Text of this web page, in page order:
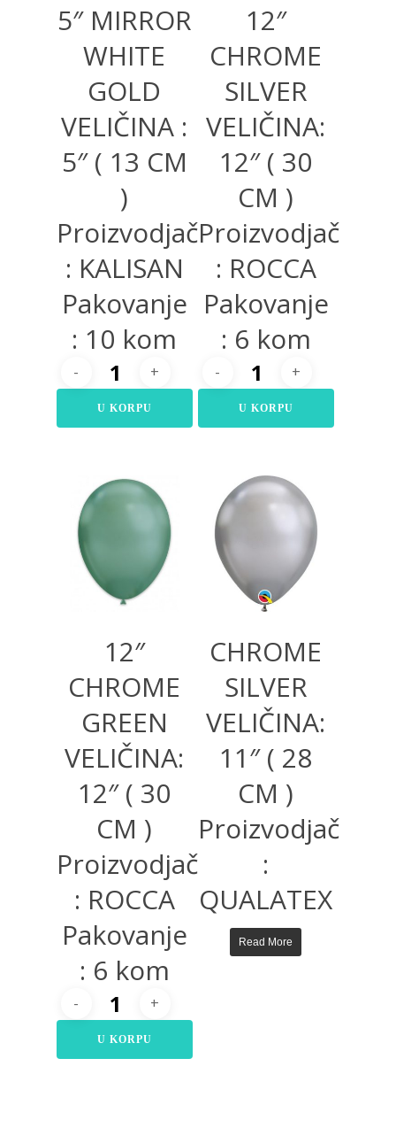
5″ MIRROR
WHITE
GOLD
VELIČINA :
5″ ( 13 CM
)
Proizvodjač
: KALISAN
Pakovanje
: 10 kom
U KORPU
12″
CHROME
SILVER
VELIČINA:
12″ ( 30
CM )
Proizvodjač
: ROCCA
Pakovanje
: 6 kom
U KORPU
480,00RSD
12″
CHROME
GREEN
VELIČINA:
12″ ( 30
CM )
Proizvodjač
: ROCCA
Pakovanje
: 6 kom
U KORPU
CHROME
SILVER
VELIČINA:
11″ ( 28
CM )
Proizvodjač
:
QUALATEX
Read More